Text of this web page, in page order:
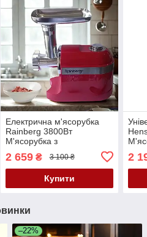
Електрична м'ясорубка
Rainberg 3800Вт
М'ясорубка з
Електром'ясорубка з
реверсом К2
2 659₴ 3 100 ₴
Купити
2
–22%